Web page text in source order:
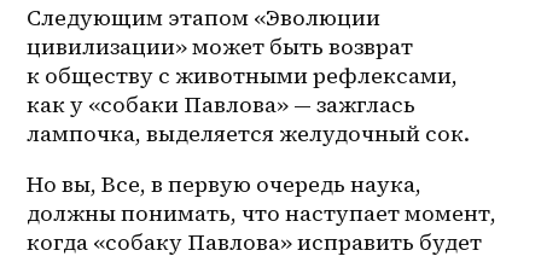
Следующим этапом «Эволюции
цивилизации» может быть возврат
к обществу с животными рефлексами,
как у «собаки Павлова» — зажглась
лампочка, выделяется желудочный сок.
Но вы, Все, в первую очередь наука,
должны понимать, что наступает момент,
когда «собаку Павлова» исправить будет